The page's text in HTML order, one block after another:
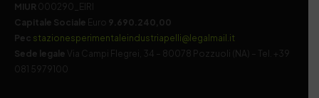
MIUR 000290_EIRI
Capitale Sociale Euro 9.690.240,00
Pec stazionesperimentaleindustriapelli@legalmail.it
Sede legale
Via Campi Flegrei, 34 – 80078 Pozzuoli (NA) – Tel. +39
081 5979100